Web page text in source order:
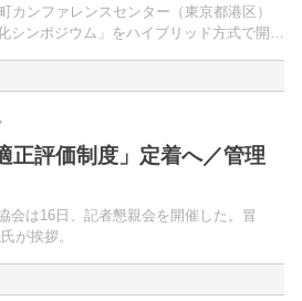
カンファレンスセンター（東京都港区）
シンポジウム」をハイブリッド方式で開
正評価制度」定着へ／管理
会は16日、記者懇親会を開催した。冒
が挨拶。